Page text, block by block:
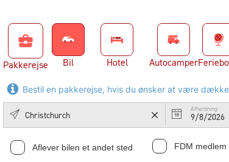
business_center
Pakkerejse Bil Hotel Autocamper
Bestil en pakkerejse, hvis du ønsker at være
Afhentning
9/8/2026
Aflever bilen et andet sted FDM medlem